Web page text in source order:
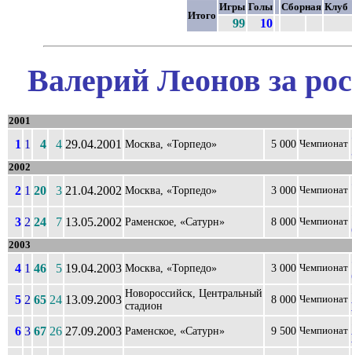
Итого
Игры Голы Сборная Клуб
99 10
Валерий Леонов за
2001
1 1 4 4 29.04.2001 Москва, «Торпедо» 5 000 Чемпионат
2002
2 1 20 3 21.04.2002 Москва, «Торпедо» 3 000 Чемпионат
3 2 24 7 13.05.2002 Раменское, «Сатурн» 8 000 Чемпионат
2003
4 1 46 5 19.04.2003 Москва, «Торпедо» 3 000 Чемпионат
5 2 65 24 13.09.2003 Новороссийск, Центральный
стадион
8 000 Чемпионат
6 3 67 26 27.09.2003 Раменское, «Сатурн» 9 500 Чемпионат